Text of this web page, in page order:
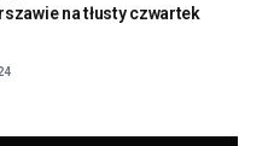
na tłusty czwartek